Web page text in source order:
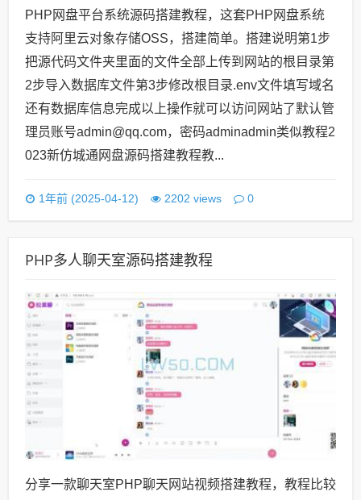
PHP网盘平台系统源码搭建教程，这套PHP网盘系统
支持阿里云对象存储OSS，搭建简单。搭建说明第1步
把源代码文件夹里面的文件全部上传到网站的根目录第
2步导入数据库文件第3步修改根目录.env文件填写域名
还有数据库信息完成以上操作就可以访问网站了默认管
理员账号admin@qq.com，密码adminadmin类似教程2
023新仿城通网盘源码搭建教程教...
1年前 (2025-04-12) 2202 views 0
PHP多人聊天室源码搭建教程
分享一款聊天室PHP聊天网站视频搭建教程，教程比较